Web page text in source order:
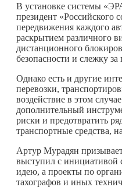
В установке системы
президент «Российского
передвижения каждого
раскрытием различного
дистанционного
безопасности и слежку
Однако есть и другие
перевозки,
воздействие в этом
дополнительный
риски и предотвратить
транспортные средства,
Артур Мурадян
выступил с инициативой
идею, а проекты по
тахографов и иных